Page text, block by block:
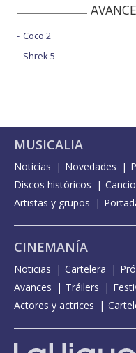
Coco 2
Shrek 5
MUSICALIA
Noticias Novedades
Discos históricos
Artistas y grupos
CINEMANÍA
Noticias Cartelera
Avances
Tráilers
Actores y actrices